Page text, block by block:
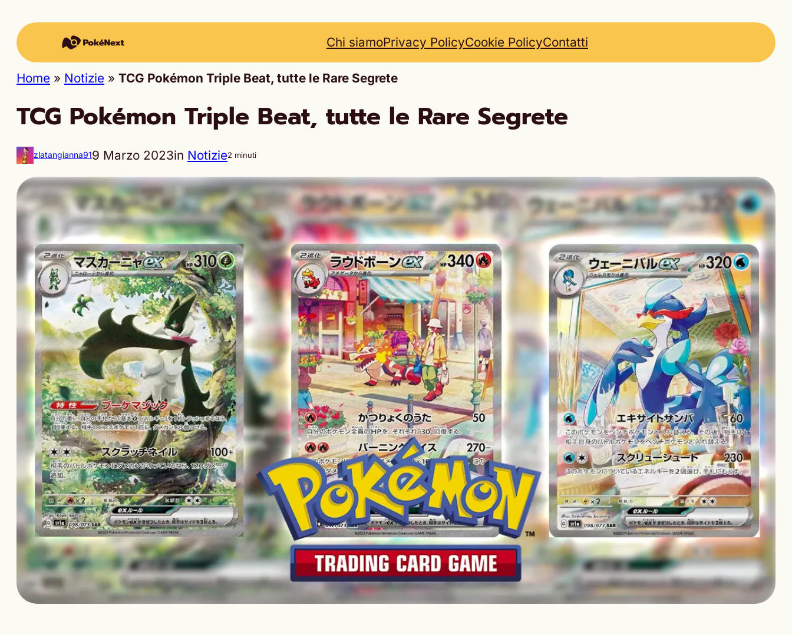
Chi siamoPrivacy PolicyCookie PolicyContatti
Home » Notizie » TCG Pokémon Triple Beat, tutte le Rare Segrete
TCG Pokémon Triple Beat, tutte le Rare Segrete
zlatangianna919 Marzo 2023in Notizie2 minuti